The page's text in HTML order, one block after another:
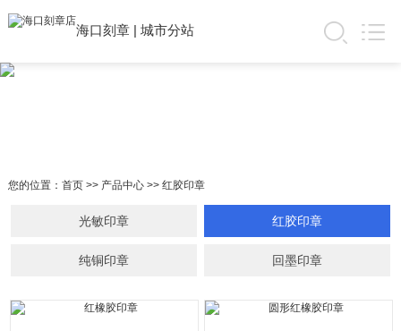
海口刻章| 城市分站
您的位置： 首页>> 产品中心>> 红胶印章
光敏印章 红胶印章
纯铜印章 回墨印章